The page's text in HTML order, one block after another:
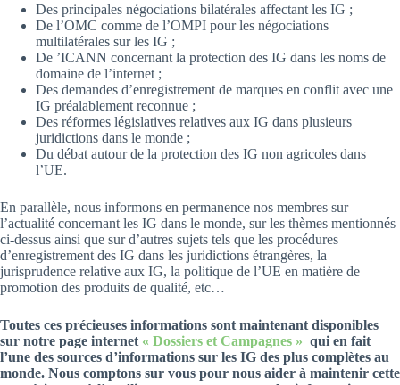
Des principales négociations bilatérales affectant les IG ;
De l’OMC comme de l’OMPI pour les négociations
multilatérales sur les IG ;
De ’ICANN concernant la protection des IG dans les noms de
domaine de l’internet ;
Des demandes d’enregistrement de marques en conflit avec une
IG préalablement reconnue ;
Des réformes législatives relatives aux IG dans plusieurs
juridictions dans le monde ;
Du débat autour de la protection des IG non agricoles dans
l’UE.
En parallèle, nous informons en permanence nos membres sur
l’actualité concernant les IG dans le monde, sur les thèmes mentionnés
ci-dessus ainsi que sur d’autres sujets tels que les procédures
d’enregistrement des IG dans les juridictions étrangères, la
jurisprudence relative aux IG, la politique de l’UE en matière de
promotion des produits de qualité, etc…
Toutes ces précieuses informations sont maintenant disponibles
sur notre page internet « Dossiers et Campagnes » qui en fait
l’une des sources d’informations sur les IG des plus complètes au
monde. Nous comptons sur vous pour nous aider à maintenir cette